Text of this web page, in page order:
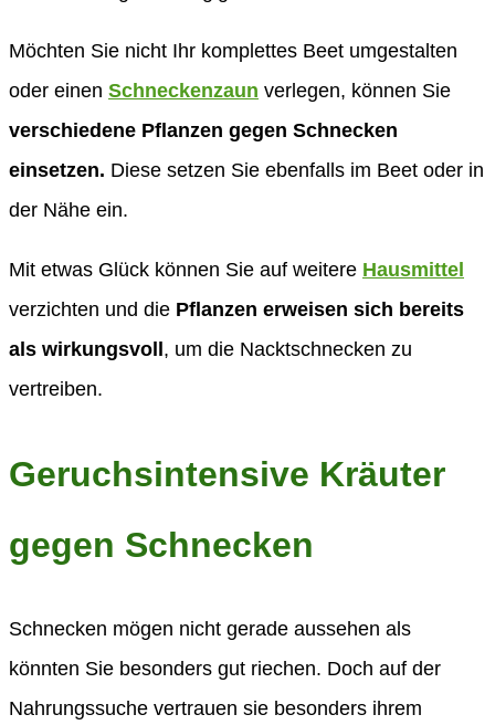
Möchten Sie nicht Ihr komplettes Beet umgestalten
oder einen Schneckenzaun verlegen, können Sie
verschiedene Pflanzen gegen Schnecken
einsetzen. Diese setzen Sie ebenfalls im Beet oder in
der Nähe ein.
Mit etwas Glück können Sie auf weitere Hausmittel
verzichten und die Pflanzen erweisen sich bereits
als wirkungsvoll , um die Nacktschnecken zu
vertreiben.
Geruchsintensive Kräuter
gegen Schnecken
Schnecken mögen nicht gerade aussehen als
könnten Sie besonders gut riechen. Doch auf der
Nahrungssuche vertrauen sie besonders ihrem